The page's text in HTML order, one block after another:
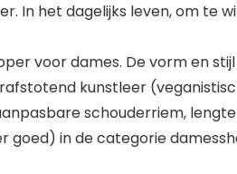
In het dagelijks leven, om te
voor dames. De vorm en
kunstleer
schouderriem,
goed) in de categorie